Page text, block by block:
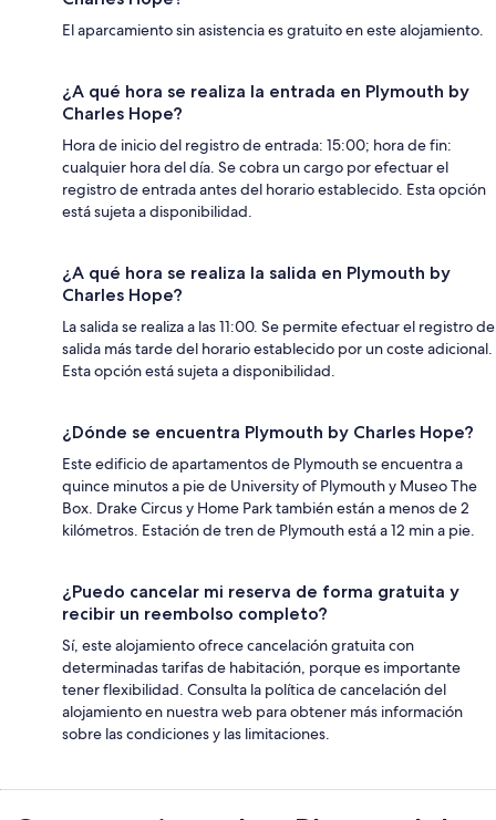
El aparcamiento sin asistencia es gratuito en este alojamiento.
¿A qué hora se realiza la entrada en Plymouth by
Charles Hope?
Hora de inicio del registro de entrada: 15:00; hora de fin:
cualquier hora del día. Se cobra un cargo por efectuar el
registro de entrada antes del horario establecido. Esta opción
está sujeta a disponibilidad.
¿A qué hora se realiza la salida en Plymouth by
Charles Hope?
La salida se realiza a las 11:00. Se permite efectuar el registro de
salida más tarde del horario establecido por un coste adicional.
Esta opción está sujeta a disponibilidad.
¿Dónde se encuentra Plymouth by Charles Hope?
Este edificio de apartamentos de Plymouth se encuentra a
quince minutos a pie de University of Plymouth y Museo The
Box. Drake Circus y Home Park también están a menos de 2
kilómetros. Estación de tren de Plymouth está a 12 min a pie.
¿Puedo cancelar mi reserva de forma gratuita y
recibir un reembolso completo?
Sí, este alojamiento ofrece cancelación gratuita con
determinadas tarifas de habitación, porque es importante
tener flexibilidad. Consulta la política de cancelación del
alojamiento en nuestra web para obtener más información
sobre las condiciones y las limitaciones.